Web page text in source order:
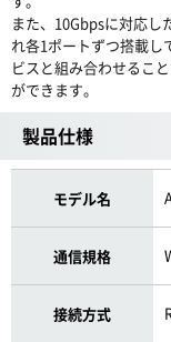
また、10Gbpsに対応し
れ各1ポートずつ搭載し
ビスと組み合わせるこ
ができます。
製品仕様
モデル名
通信規格
接続方式